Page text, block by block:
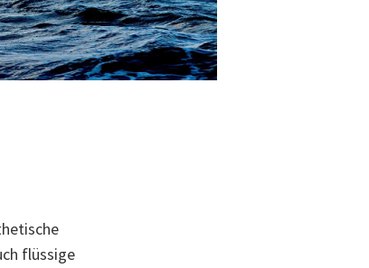
flüssige